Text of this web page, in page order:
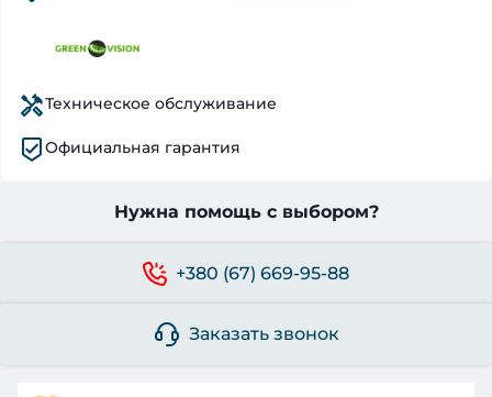
Техническое обслуживание
Официальная гарантия
Нужна помощь с выбором?
+380 (67) 669-95-88
Заказать звонок